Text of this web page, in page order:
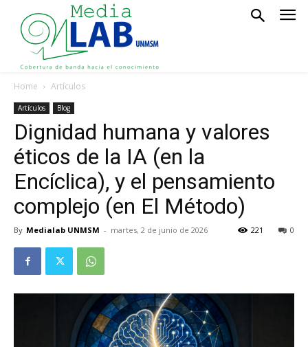
Home Artículos
Artículos Blog
Dignidad humana y valores
éticos de la IA (en la
Encíclica), y el pensamiento
complejo (en El Método)
By Medialab UNMSM - martes, 2 de junio de 2026 0
221